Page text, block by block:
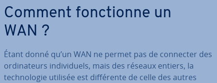
Comment fonc­tionne un
WAN ?
Étant donné qu’un WAN ne permet pas de connecter des
or­di­na­teurs in­di­vi­duels, mais des réseaux entiers, la
tech­no­lo­gie utilisée est dif­fé­rente de celle des autres